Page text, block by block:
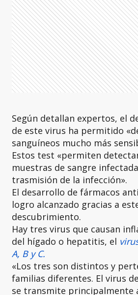
Según detallan expertos, el
de este virus ha permitido
sanguíneos mucho más
Estos test «permiten
muestras de sangre
trasmisión de la infección».
El desarrollo de fármacos
logro alcanzado gracias a
descubrimiento.
Hay tres virus que causan
del hígado o hepatitis, el
A, B y C.
«Los tres son distintos y
familias diferentes. El virus
se transmite principalmente